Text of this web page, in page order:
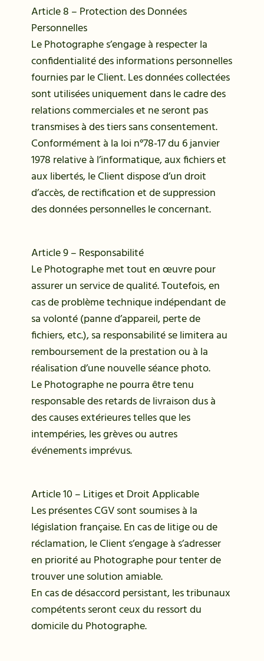
Article 8 – Protection des Données
Personnelles
Le Photographe s’engage à respecter la
confidentialité des informations personnelles
fournies par le Client. Les données collectées
sont utilisées uniquement dans le cadre des
relations commerciales et ne seront pas
transmises à des tiers sans consentement.
Conformément à la loi n°78-17 du 6 janvier
1978 relative à l’informatique, aux fichiers et
aux libertés, le Client dispose d’un droit
d’accès, de rectification et de suppression
des données personnelles le concernant.
Article 9 – Responsabilité
Le Photographe met tout en œuvre pour
assurer un service de qualité. Toutefois, en
cas de problème technique indépendant de
sa volonté (panne d’appareil, perte de
fichiers, etc.), sa responsabilité se limitera au
remboursement de la prestation ou à la
réalisation d’une nouvelle séance photo.
Le Photographe ne pourra être tenu
responsable des retards de livraison dus à
des causes extérieures telles que les
intempéries, les grèves ou autres
événements imprévus.
Article 10 – Litiges et Droit Applicable
Les présentes CGV sont soumises à la
législation française. En cas de litige ou de
réclamation, le Client s’engage à s’adresser
en priorité au Photographe pour tenter de
trouver une solution amiable.
En cas de désaccord persistant, les tribunaux
compétents seront ceux du ressort du
domicile du Photographe.